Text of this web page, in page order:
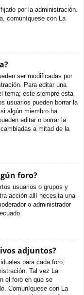
por la administración.
comuníquese con La
ser modificadas por
Para editar una
tema; este siempre esta
usuarios pueden borrar la
algún miembro ha
editar o borrar la
a mitad de la
foro?
usuarios o grupos y
acción allí necesita una
o administrador
adjuntos?
para cada foro,
Tal vez La
el foro en que se
Comuníquese con La